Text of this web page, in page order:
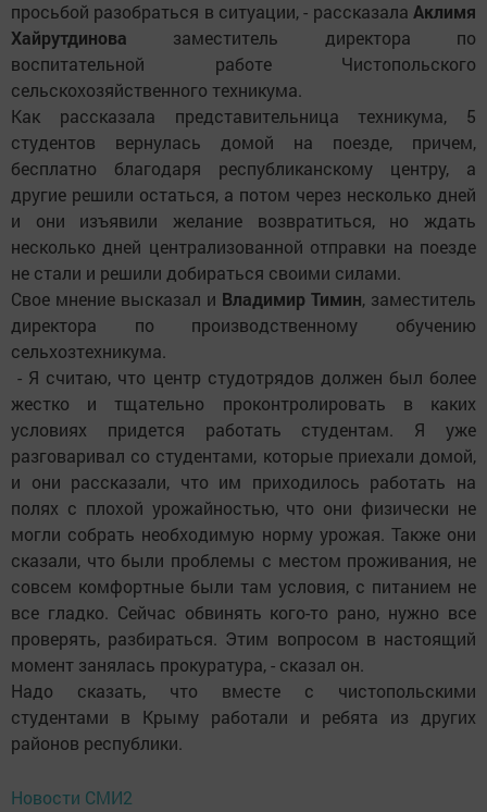
просьбой разобраться в ситуации, - рассказала Аклимя
Хайрутдинова заместитель директора по
воспитательной работе Чистопольского
сельскохозяйственного техникума.
Как рассказала представительница техникума, 5
студентов вернулась домой на поезде, причем,
бесплатно благодаря республиканскому центру, а
другие решили остаться, а потом через несколько дней
и они изъявили желание возвратиться, но ждать
несколько дней централизованной отправки на поезде
не стали и решили добираться своими силами.
Свое мнение высказал и Владимир Тимин, заместитель
директора по производственному обучению
сельхозтехникума.
- Я считаю, что центр студотрядов должен был более
жестко и тщательно проконтролировать в каких
условиях придется работать студентам. Я уже
разговаривал со студентами, которые приехали домой,
и они рассказали, что им приходилось работать на
полях с плохой урожайностью, что они физически не
могли собрать необходимую норму урожая. Также они
сказали, что были проблемы с местом проживания, не
совсем комфортные были там условия, с питанием не
все гладко. Сейчас обвинять кого-то рано, нужно все
проверять, разбираться. Этим вопросом в настоящий
момент занялась прокуратура, - сказал он.
Надо сказать, что вместе с чистопольскими
студентами в Крыму работали и ребята из других
районов республики.
Новости СМИ2